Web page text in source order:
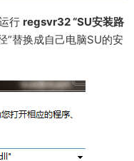
行 regsvr32 “SU安装路
”替换成自己电脑SU的安